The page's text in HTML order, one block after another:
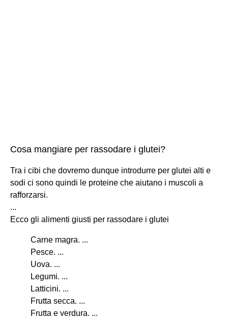
Cosa mangiare per rassodare i glutei?
Tra i cibi che dovremo dunque introdurre per glutei alti e
sodi ci sono quindi le proteine che aiutano i muscoli a
rafforzarsi.
...
Ecco gli alimenti giusti per rassodare i glutei
Carne magra. ...
Pesce. ...
Uova. ...
Legumi. ...
Latticini. ...
Frutta secca. ...
Frutta e verdura. ...